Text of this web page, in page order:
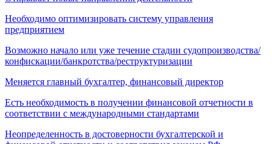
Необходимо оптимизировать систему управления
предприятием
Возможно начало или уже течение стадии судопроизводства/
конфискации/банкротства/реструктуризации
Меняется главный бухгалтер, финансовый директор
Есть необходимость в получении финансовой отчетности в
соответствии с международными стандартами
Неопределенность в достоверности бухгалтерской и